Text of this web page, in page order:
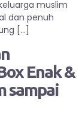
muslim
dan penuh
[…]
Enak &
sampai